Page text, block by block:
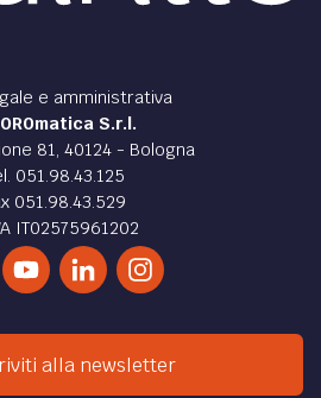
e amministrativa
S.r.l.
81, 40124 - Bologna
051.98.43.125
051.98.43.529
IT02575961202
alla newsletter